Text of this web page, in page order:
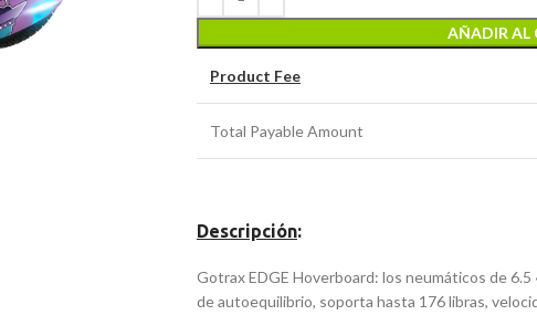
AÑADIR AL
Product Fee
Total Payable Amount
Descripción:
Gotrax EDGE Hoverboard: los neumáticos de 6.5
de autoequilibrio, soporta hasta 176 libras,